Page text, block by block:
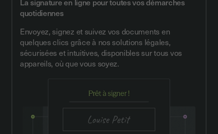
quotidiennes
Envoyez, signez et suivez vos documents en
quelques clics grâce à nos solutions légales,
sécurisées et intuitives, disponibles sur tous vos
appareils, où que vous soyez.